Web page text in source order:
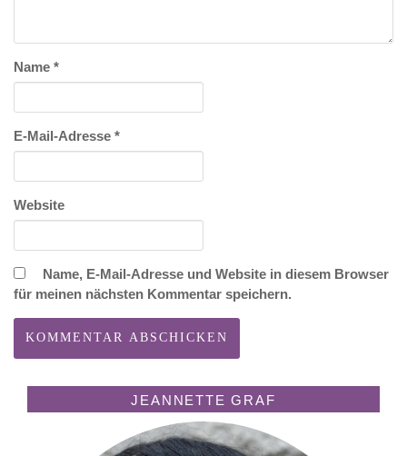
Name *
E-Mail-Adresse *
Website
Name, E-Mail-Adresse und Website in diesem Browser
für meinen nächsten Kommentar speichern.
JEANNETTE GRAF